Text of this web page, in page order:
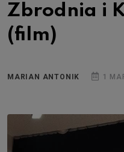
Zbrodnia i
(film)
MARIAN ANTONIK 1